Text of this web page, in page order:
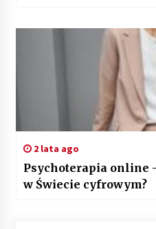
2 lata ago
Psychoterapia online
w Świecie cyfrowym?